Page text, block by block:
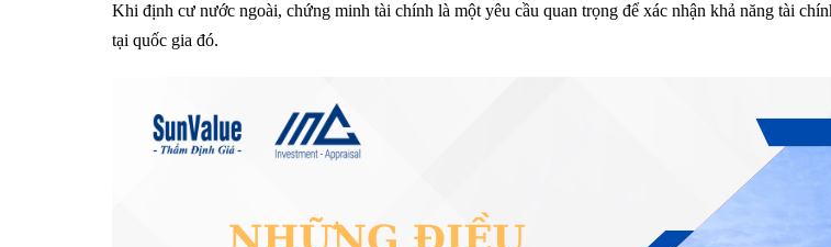
Khi định cư nước ngoài, chứng minh tài chính là một yêu cầu quan trọng để xác nhận khả năng tài
tại quốc gia đó.